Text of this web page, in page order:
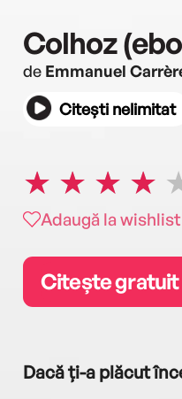
Colhoz
de Emmanuel
Citești nelimitat
Adaugă la wishlist
Citește gratuit
Dacă ți-a plăcut